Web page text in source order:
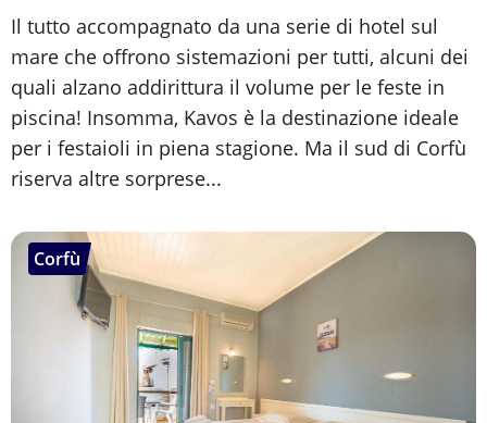
Il tutto accompagnato da una serie di hotel sul
mare che offrono sistemazioni per tutti, alcuni dei
quali alzano addirittura il volume per le feste in
piscina! Insomma, Kavos è la destinazione ideale
per i festaioli in piena stagione. Ma il sud di Corfù
riserva altre sorprese...
Corfù